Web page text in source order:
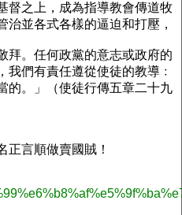
督之上，成為指導教會傳道牧
並各式各樣的逼迫和打壓，
拜。任何政黨的意志或政府的
們有責任遵從使徒的教導﹕
的。」（使徒行傳五章二十九
正言順做賣國賊！